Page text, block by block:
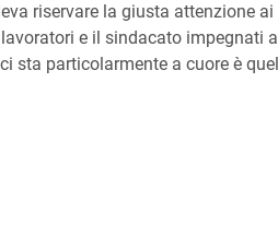
riservare la giusta attenzione
e il sindacato impegnati
sta particolarmente a cuore è